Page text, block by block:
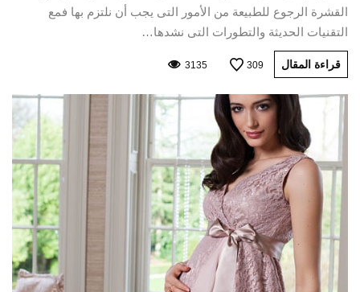
القشرة الرجوع للطبيعة من الأمور التى يجب أن نلتزم بها فمع
التقنيات الحديثة والتطورات التى نشدها…
قراءة المقال 309
3135